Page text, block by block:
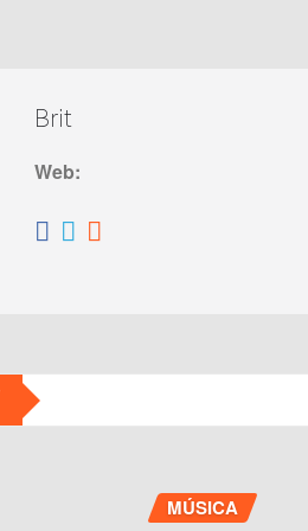
Brit
Web:
MÚSICA